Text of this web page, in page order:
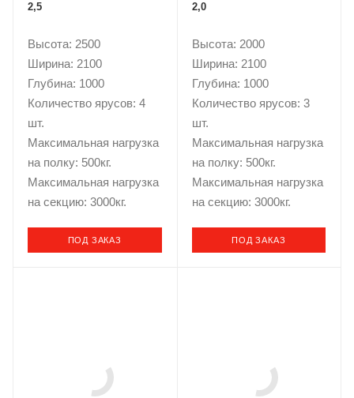
2,5
Высота: 2500
Ширина: 2100
Глубина: 1000
Количество ярусов: 4
шт.
Максимальная нагрузка
на полку: 500кг.
Максимальная нагрузка
на секцию: 3000кг.
ПОД ЗАКАЗ
2,0
Высота: 2000
Ширина: 2100
Глубина: 1000
Количество ярусов: 3
шт.
Максимальная нагрузка
на полку: 500кг.
Максимальная нагрузка
на секцию: 3000кг.
ПОД ЗАКАЗ